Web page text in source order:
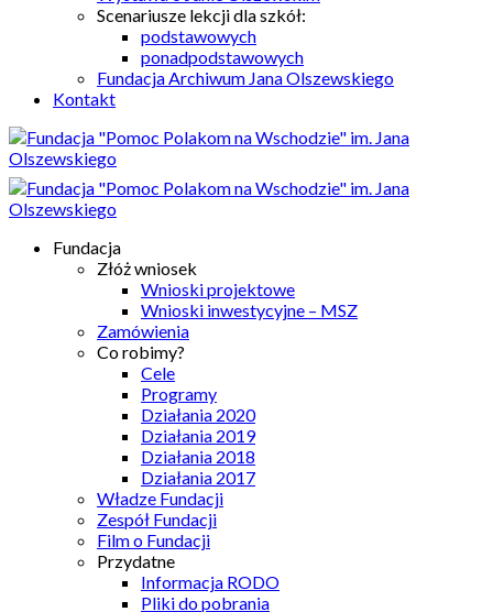
Scenariusze lekcji dla szkół:
podstawowych
ponadpodstawowych
Fundacja Archiwum Jana Olszewskiego
Kontakt
Fundacja
Złóż wniosek
Wnioski projektowe
Wnioski inwestycyjne – MSZ
Zamówienia
Co robimy?
Cele
Programy
Działania 2020
Działania 2019
Działania 2018
Działania 2017
Władze Fundacji
Zespół Fundacji
Film o Fundacji
Przydatne
Informacja RODO
Pliki do pobrania